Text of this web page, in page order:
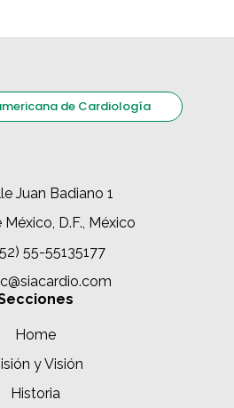
de Cardiología
Juan Badiano 1
D.F., México
55-55135177
Home
y Visión
Historia